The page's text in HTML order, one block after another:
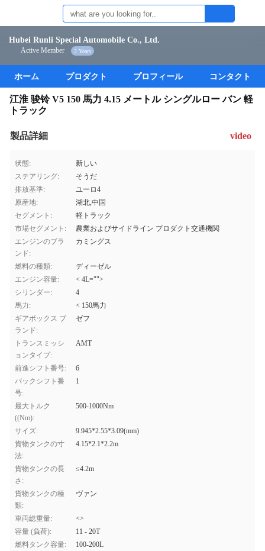
Hubei Runli Special Automobile Co., Ltd.
Active Member 2 Years
ホーム プロダクト プロフィール コンタクト
江淮 骏铃 V5 150 馬力 4.15 メートル シングルロー バン 軽
トラック
製品詳細 video
状態:
新しい
ステアリング:
そうだ
排放基準:
ユーロ4
原産地:
湖北,中国
セグメント:
軽トラック
市場セグメント:
農業およびサイドライン プロダクト交通機関
エンジンのブラ
ンド:
カミングス
燃料の種類:
ディーゼル
エンジン容量:
< 4L="">
シリンダー:
4
馬力:
< 150馬力
ギアボックス ブ
ランド:
ゼフ
トランスミッシ
ョンタイプ:
AMT
前進シフト番号:
6
バックシフト番
号:
1
最大トルク
((Nm):
500-1000Nm
サイズ:
9.945*2.55*3.09(mm)
貨物タンクの寸
法:
4.15*2.1*2.2m
貨物タンクの長
さ:
≤4.2m
貨物タンクの種
類:
ヴァン
車両総重量:
<>
容量 (負荷):
11 - 20T
燃料タンク容量:
100-200L